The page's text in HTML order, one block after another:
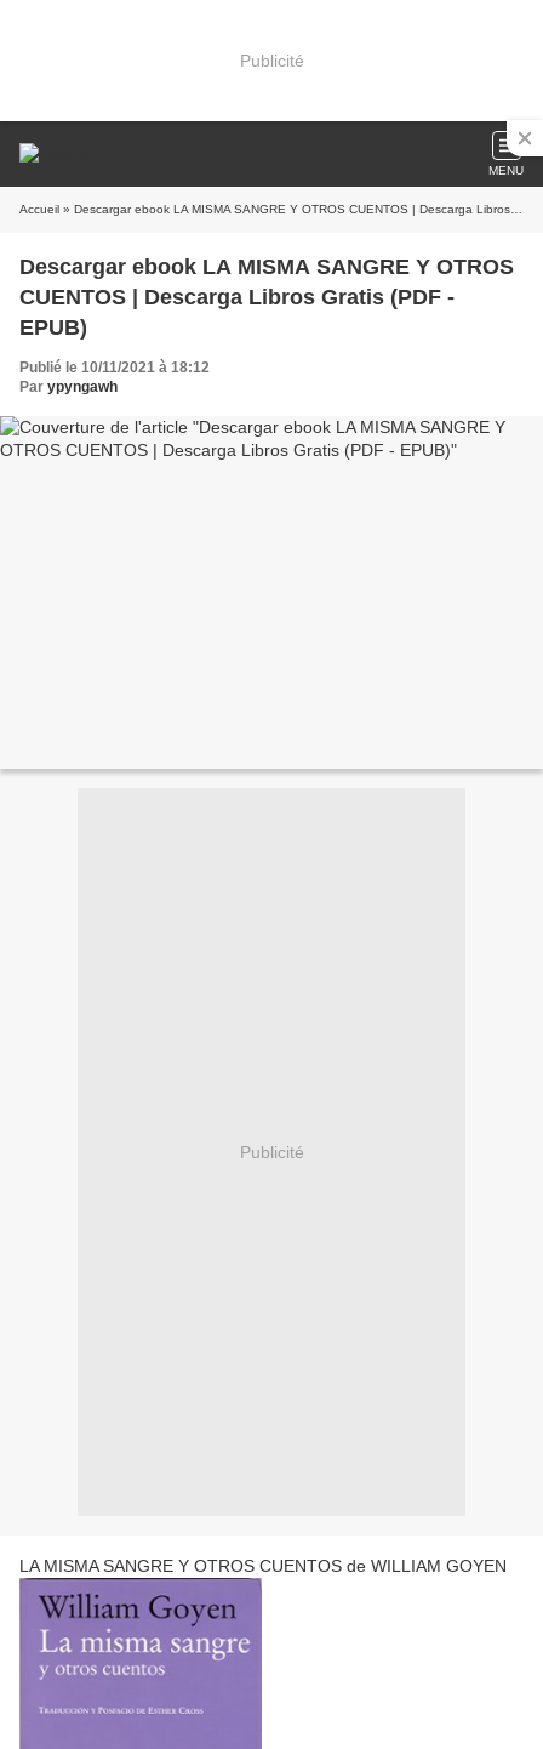
Publicité
MENU
Accueil » Descargar ebook LA MISMA SANGRE Y OTROS CUENTOS | Descarga Libros Gratis (PDF - EPUB)
Descargar ebook LA MISMA SANGRE Y OTROS
CUENTOS | Descarga Libros Gratis (PDF -
EPUB)
Publié le 10/11/2021 à 18:12
Par ypyngawh
Publicité
LA MISMA SANGRE Y OTROS CUENTOS de WILLIAM GOYEN